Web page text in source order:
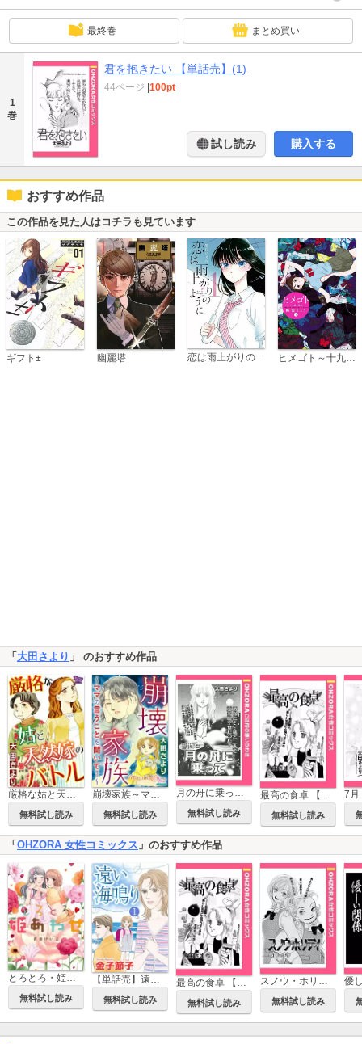
最終巻 まとめ買い
1
巻
君を抱きたい 【単話売】(1)
44ページ 100pt
試し読み 購入する
おすすめ作品
この作品を見た人はコチラも見ています
ギフト± 幽麗塔 恋は雨上がりのように
「 大田さより 」 のおすすめ作品
無料試し読み 無料試し読み
月の舟に乗って 【単話売】
無料試し読み 無料試し読み
「OHZORA 女性コミックス 」のおすすめ作品
とろとろ・姫あわせ
無料試し読み
【単話売】遠い海鳴り
無料試し読み 無料試し読み
スノウ・ホリディ 【単話売】
無料試し読み